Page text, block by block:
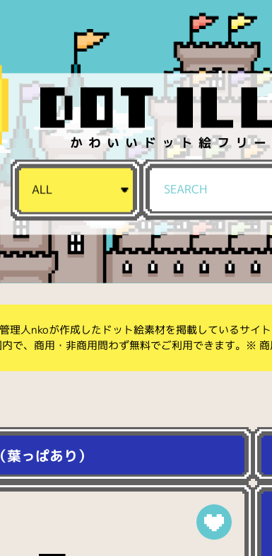
かわいいドット絵フリ
理人nkoが作成したドット絵素材を掲載しているサイト
で、商用・非商用問わず無料でご利用できます。※ 商
葉っぱあり）